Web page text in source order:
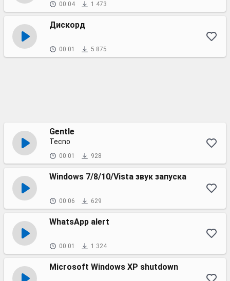
00:04 1 473
Дискорд
00:01 5 875
Gentle
Tecno
00:01 928
Windows 7/8/10/Vista звук запуска
00:06 629
WhatsApp alert
00:01 1 324
Microsoft Windows XP shutdown